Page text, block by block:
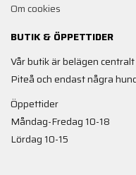
Om cookies
BUTIK & ÖPPETTIDER
Vår butik är belägen
Piteå och endast några
Öppettider
Måndag-Fredag 10-18
Lördag 10-15